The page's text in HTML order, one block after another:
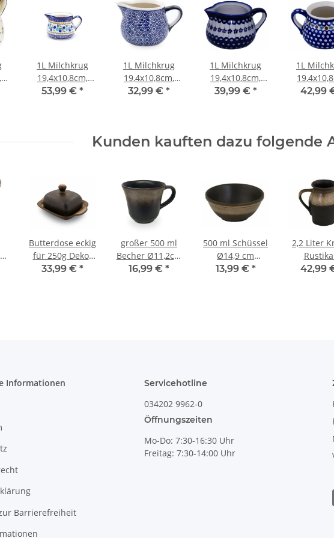
1L Milchkrug
19,4x10,8cm,
Dekor 1154a
53,99 € *
1L Milchkrug
19,4x10,8cm,
Dekor 120
32,99 € *
1L Milchkrug
19,4x10,8cm,
Dekor 166a
39,99 € *
1L
Dekor
42,99
Kunden kauften dazu folgende
Butterdose eckig
für 250g Dekor
ZACIEK
33,99 € *
großer 500 ml
Becher Ø11,2cm
konisch, leicht
16,99 € *
500 ml Schüssel
Ø14,9 cm
robust,
13,99 € *
2,2 Liter
42,99
Informationen
Barrierefreiheit
Servicehotline
034202 9962-0
Öffnungszeiten
Mo-Do: 7:30-16:30 Uhr
Freitag: 7:30-14:00 Uhr